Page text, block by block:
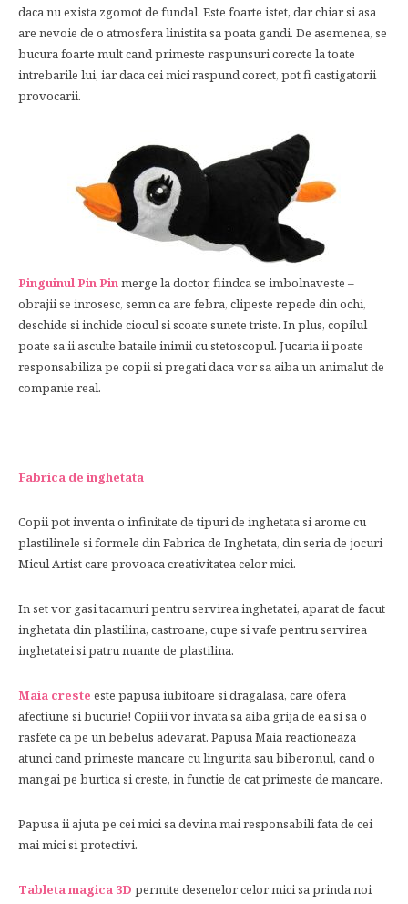
daca nu exista zgomot de fundal. Este foarte istet, dar chiar si asa
are nevoie de o atmosfera linistita sa poata gandi. De asemenea, se
bucura foarte mult cand primeste raspunsuri corecte la toate
intrebarile lui, iar daca cei mici raspund corect, pot fi castigatorii
provocarii.
Pinguinul Pin Pinmerge la doctor, fiindca se imbolnaveste –
obrajii se inrosesc, semn ca are febra, clipeste repede din ochi,
deschide si inchide ciocul si scoate sunete triste. In plus, copilul
poate sa ii asculte bataile inimii cu stetoscopul. Jucaria ii poate
responsabiliza pe copii si pregati daca vor sa aiba un animalut de
companie real.
Fabrica de inghetata
Copii pot inventa o infinitate de tipuri de inghetata si arome cu
plastilinele si formele din Fabrica de Inghetata, din seria de jocuri
Micul Artist care provoaca creativitatea celor mici.
In set vor gasi tacamuri pentru servirea inghetatei, aparat de facut
inghetata din plastilina, castroane, cupe si vafe pentru servirea
inghetatei si patru nuante de plastilina.
Maia creste este papusa iubitoare si dragalasa, care ofera
afectiune si bucurie! Copiii vor invata sa aiba grija de ea si sa o
rasfete ca pe un bebelus adevarat. Papusa Maia reactioneaza
atunci cand primeste mancare cu lingurita sau biberonul, cand o
mangai pe burtica si creste, in functie de cat primeste de mancare.
Papusa ii ajuta pe cei mici sa devina mai responsabili fata de cei
mai mici si protectivi.
Tableta magica 3D permite desenelor celor mici sa prinda noi